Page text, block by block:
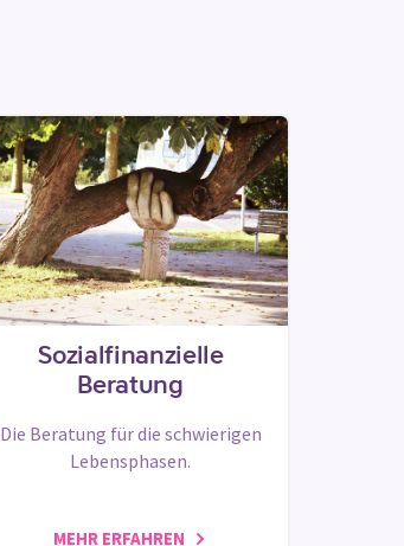
Sozialfinanzielle
Beratung
Die Beratung für die schwierigen
Lebensphasen.
MEHR ERFAHREN